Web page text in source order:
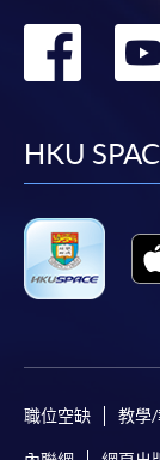
轉
HKU
職位空缺 教學